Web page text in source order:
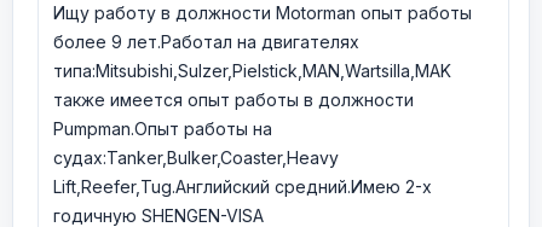
Ищу работу в должности Motorman опыт работы
более 9 лет.Работал на двигателях
типа:Mitsubishi,Sulzer,Pielstick,MAN,Wartsilla,MAK
также имеется опыт работы в должности
Pumpman.Опыт работы на
судах:Tanker,Bulker,Coaster,Heavy
Lift,Reefer,Tug.Английский средний.Имею 2-х
годичную SHENGEN-VISA